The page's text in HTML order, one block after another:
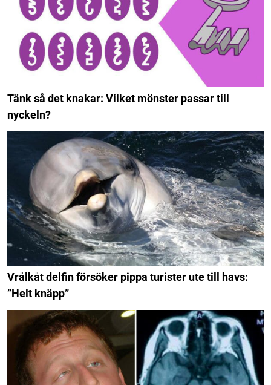
Tänk så det knakar: Vilket mönster passar till
nyckeln?
Vrålkåt delfin försöker pippa turister ute till havs:
”Helt knäpp”